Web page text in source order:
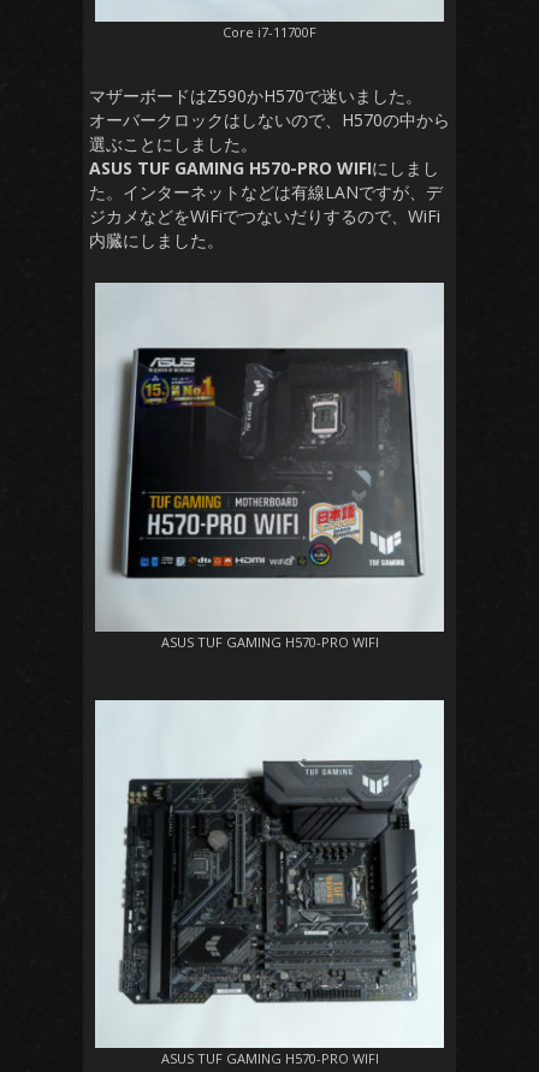
Core i7-11700F
マザーボードはZ590かH570で迷いました。
オーバークロックはしないので、H570の中から
選ぶことにしました。
ASUS TUF GAMING H570-PRO WIFIにしまし
た。インターネットなどは有線LANですが、デ
ジカメなどをWiFiでつないだりするので、WiFi
内臓にしました。
ASUS TUF GAMING H570-PRO WIFI
ASUS TUF GAMING H570-PRO WIFI